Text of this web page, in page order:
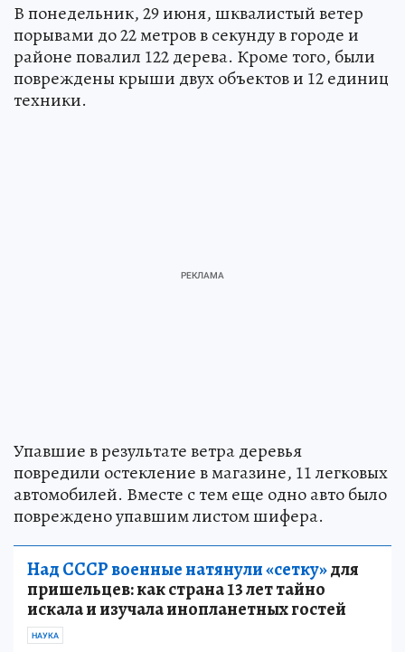
В понедельник, 29 июня, шквалистый ветер
порывами до 22 метров в секунду в городе и
районе повалил 122 дерева. Кроме того, были
повреждены крыши двух объектов и 12 единиц
техники.
Упавшие в результате ветра деревья
повредили остекление в магазине, 11 легковых
автомобилей. Вместе с тем еще одно авто было
повреждено упавшим листом шифера.
Над СССР военные натянули «сетку»для
пришельцев: как страна 13 лет тайно
искала и изучала инопланетных гостей
НАУКА